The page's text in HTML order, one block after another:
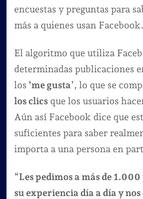
encuestas y preguntas para
más a quienes usan Facebook.
El algoritmo que utiliza
determinadas publicaciones
los ‘me gusta’, lo que se
los clicsque los usuarios
Aún así Facebook dice que
suficientes para saber
importa a una persona en
“Les pedimos a más de
su experiencia día a día y